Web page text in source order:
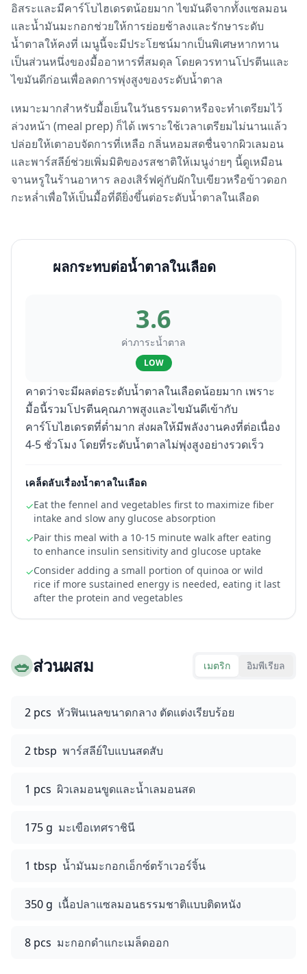
อิสระและมีคาร์โบไฮเดรตน้อยมาก ไขมันดีจากทั้งแซลมอน
และน้ำมันมะกอกช่วยให้การย่อยช้าลงและรักษาระดับ
น้ำตาลให้คงที่ เมนูนี้จะมีประโยชน์มากเป็นพิเศษหากทาน
เป็นส่วนหนึ่งของมื้ออาหารที่สมดุล โดยควรทานโปรตีนและ
ไขมันดีก่อนเพื่อลดการพุ่งสูงของระดับน้ำตาล
เหมาะมากสำหรับมื้อเย็นในวันธรรมดาหรือจะทำเตรียมไว้
ล่วงหน้า (meal prep) ก็ได้ เพราะใช้เวลาเตรียมไม่นานแล้ว
ปล่อยให้เตาอบจัดการที่เหลือ กลิ่นหอมสดชื่นจากผิวเลมอน
และพาร์สลีย์ช่วยเพิ่มมิติของรสชาติให้เมนูง่ายๆ นี้ดูเหมือน
จานหรูในร้านอาหาร ลองเสิร์ฟคู่กับผักใบเขียวหรือข้าวดอก
กะหล่ำเพื่อให้เป็นมื้อที่ดียิ่งขึ้นต่อระดับน้ำตาลในเลือด
ผลกระทบต่อน้ำตาลในเลือด
3.6
ค่าภาระน้ำตาล
LOW
คาดว่าจะมีผลต่อระดับน้ำตาลในเลือดน้อยมาก เพราะ
มื้อนี้รวมโปรตีนคุณภาพสูงและไขมันดีเข้ากับ
คาร์โบไฮเดรตที่ต่ำมาก ส่งผลให้มีพลังงานคงที่ต่อเนื่อง
4-5 ชั่วโมง โดยที่ระดับน้ำตาลไม่พุ่งสูงอย่างรวดเร็ว
เคล็ดลับเรื่องน้ำตาลในเลือด
✓Eat the fennel and vegetables first to maximize fiber
intake and slow any glucose absorption
✓Pair this meal with a 10-15 minute walk after eating
to enhance insulin sensitivity and glucose uptake
✓Consider adding a small portion of quinoa or wild
rice if more sustained energy is needed, eating it last
after the protein and vegetables
🥗ส่วนผสม เมตริก อิมพีเรียล
2 pcs หัวฟินเนลขนาดกลาง ตัดแต่งเรียบร้อย
2 tbsp พาร์สลีย์ใบแบนสดสับ
1 pcs ผิวเลมอนขูดและน้ำเลมอนสด
175 g มะเขือเทศราชินี
1 tbsp น้ำมันมะกอกเอ็กซ์ตร้าเวอร์จิ้น
350 g เนื้อปลาแซลมอนธรรมชาติแบบติดหนัง
8 pcs มะกอกดำแกะเมล็ดออก